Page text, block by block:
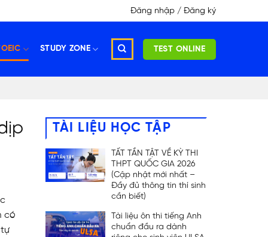
Đăng nhập / Đăng ký
STUDY ZONE TEST ONLINE
có
TÀI LIỆU HỌC TẬP
TẤT TẦN TẬT VỀ KỲ THI
THPT QUỐC GIA 2026
(Cập nhật mới nhất –
Đầy đủ thông tin thí sinh
cần biết)
Tài liệu ôn thi tiếng Anh
chuẩn đầu ra dành